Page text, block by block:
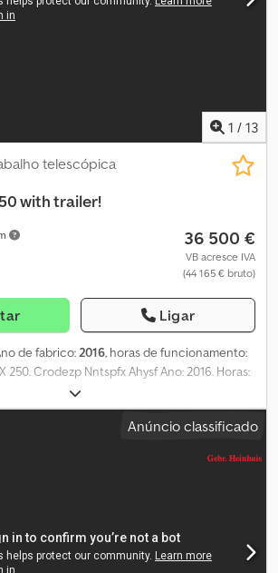
1 / 13
telescópica
with trailer!
36 500 €
VB acresce IVA
(44 165 € bruto)
Ligar
de fabrico: 2016, horas de funcionamento:
250. Crodezp Nntspfx Ahysf Ano: 2016. Horas:
Máquina com certificação CE. Capacidade
200 kg / 2 pessoas + 40 kg. Força lateral
máxima do vento: 12,5 m/s. Inclinação
que não deixam marcas. Altura máxima de
Heinhuis são aplicáveis a todos os anúncios,
da Heinhuis, a todos os acordos celebrados
Anúncio classificado